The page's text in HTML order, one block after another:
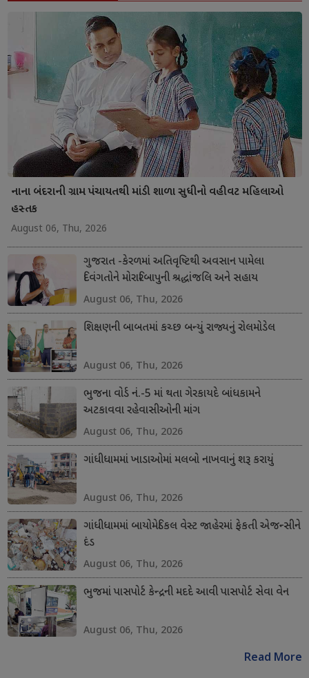
નાના બંદરાની ગ્રામ પંચાયતથી માંડી શાળા સુધીનો વહીવટ મહિલાઓ
હસ્તક
August 06, Thu, 2026
ગુજરાત -કેરળમાં અતિવૃષ્ટિથી અવસાન પામેલા
દિવંગતોને મોરારિબાપુની શ્રદ્ધાંજલિ અને સહાય
August 06, Thu, 2026
શિક્ષણની બાબતમાં કચ્છ બન્યું રાજ્યનું રોલમોડેલ
August 06, Thu, 2026
ભુજના વોર્ડ નં.-5 માં થતા ગેરકાયદે બાંધકામને
અટકાવવા રહેવાસીઓની માંગ
August 06, Thu, 2026
ગાંધીધામમાં ખાડાઓમાં મલબો નાખવાનું શરૂ કરાયું
August 06, Thu, 2026
ગાંધીધામમાં બાયોમેડિકલ વેસ્ટ જાહેરમાં ફેકતી એજન્સીને
દંડ
August 06, Thu, 2026
ભુજમાં પાસપોર્ટ કેન્દ્રની મદદે આવી પાસપોર્ટ સેવા વેન
August 06, Thu, 2026
Read More